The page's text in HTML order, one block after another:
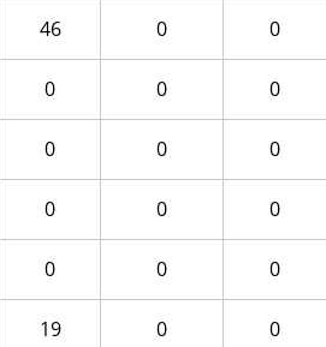
46 0 0
0 0 0
0 0 0
0 0 0
0 0 0
19 0 0